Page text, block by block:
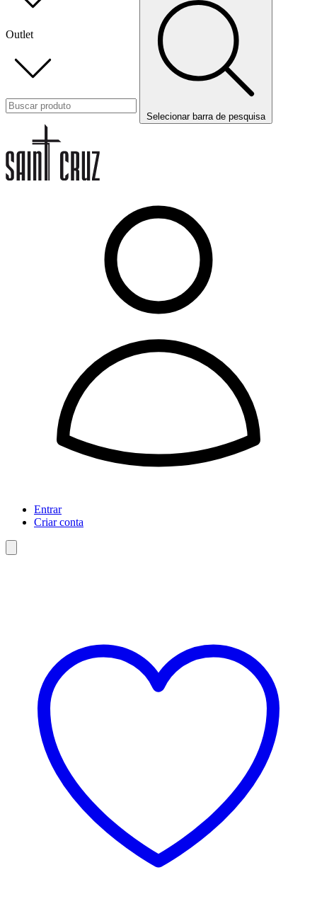
Outlet
Selecionar barra de pesquisa
Entrar
Criar conta